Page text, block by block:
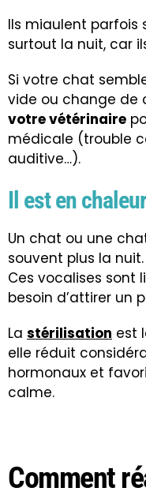
Ils miaulent parfois
surtout la nuit, car
Si votre chat
vide ou change de
votre vétérinaire
médicale (trouble
auditive…).
Il est en
Un chat ou une
souvent plus la nuit.
Ces vocalises sont
besoin d’attirer un
La stérilisation est
elle réduit
hormonaux et
calme.
Comment